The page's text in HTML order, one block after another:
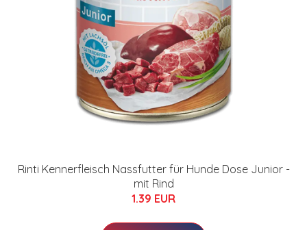
Rinti Kennerfleisch Nassfutter für Hunde Dose Junior -
mit Rind
1.39 EUR